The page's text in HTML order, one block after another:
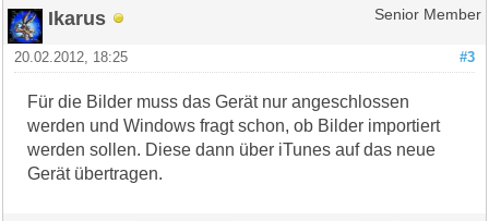
Ikarus Senior Member
#3
20.02.2012, 18:25
Für die Bilder muss das Gerät nur angeschlossen
werden und Windows fragt schon, ob Bilder importiert
werden sollen. Diese dann über iTunes auf das neue
Gerät übertragen.